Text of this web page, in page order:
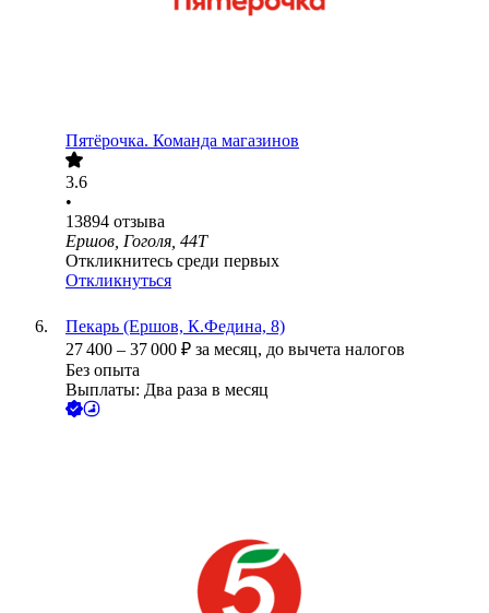
Пятёрочка. Команда магазинов
3.6
•
13894 отзыва
Ершов, Гоголя, 44Т
Откликнитесь среди первых
Откликнуться
Пекарь (Ершов, К.Федина, 8)
27 400 – 37 000 ₽ за месяц, до вычета налогов
Без опыта
Выплаты: Два раза в месяц